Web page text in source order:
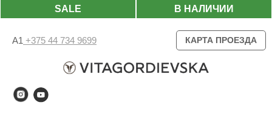
В НАЛИЧИИ
SALE
А1 +375 44 734 9699 КАРТА ПРОЕЗДА